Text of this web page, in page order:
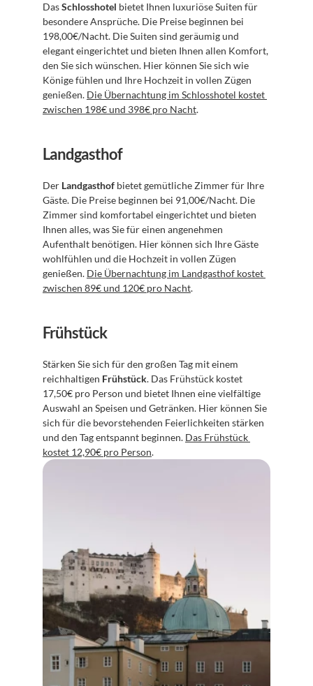
Das Schlosshotel bietet Ihnen luxuriöse Suiten für
besondere Ansprüche. Die Preise beginnen bei
198,00€/Nacht. Die Suiten sind geräumig und
elegant eingerichtet und bieten Ihnen allen Komfort,
den Sie sich wünschen. Hier können Sie sich wie
Könige fühlen und Ihre Hochzeit in vollen Zügen
genießen. Die Übernachtung im Schlosshotel kostet
zwischen 198€ und 398€ pro Nacht.
Landgasthof
Der Landgasthof bietet gemütliche Zimmer für Ihre
Gäste. Die Preise beginnen bei 91,00€/Nacht. Die
Zimmer sind komfortabel eingerichtet und bieten
Ihnen alles, was Sie für einen angenehmen
Aufenthalt benötigen. Hier können sich Ihre Gäste
wohlfühlen und die Hochzeit in vollen Zügen
genießen. Die Übernachtung im Landgasthof kostet
zwischen 89€ und 120€ pro Nacht.
Frühstück
Stärken Sie sich für den großen Tag mit einem
reichhaltigen Frühstück. Das Frühstück kostet
17,50€ pro Person und bietet Ihnen eine vielfältige
Auswahl an Speisen und Getränken. Hier können Sie
sich für die bevorstehenden Feierlichkeiten stärken
und den Tag entspannt beginnen. Das Frühstück
kostet 12,90€ pro Person.